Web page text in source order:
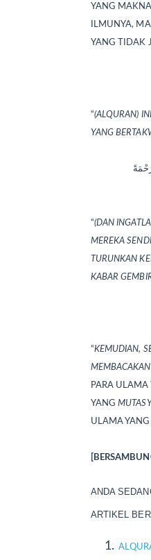
YANG
ILMUNYA,
YANG TIDAK
“(ALQURAN)
YANG
“(DAN
MEREKA
TURUNKAN
KABAR
“KEMUDIAN,
PARA
YANG
ULAMA
ANDA
ARTIKEL